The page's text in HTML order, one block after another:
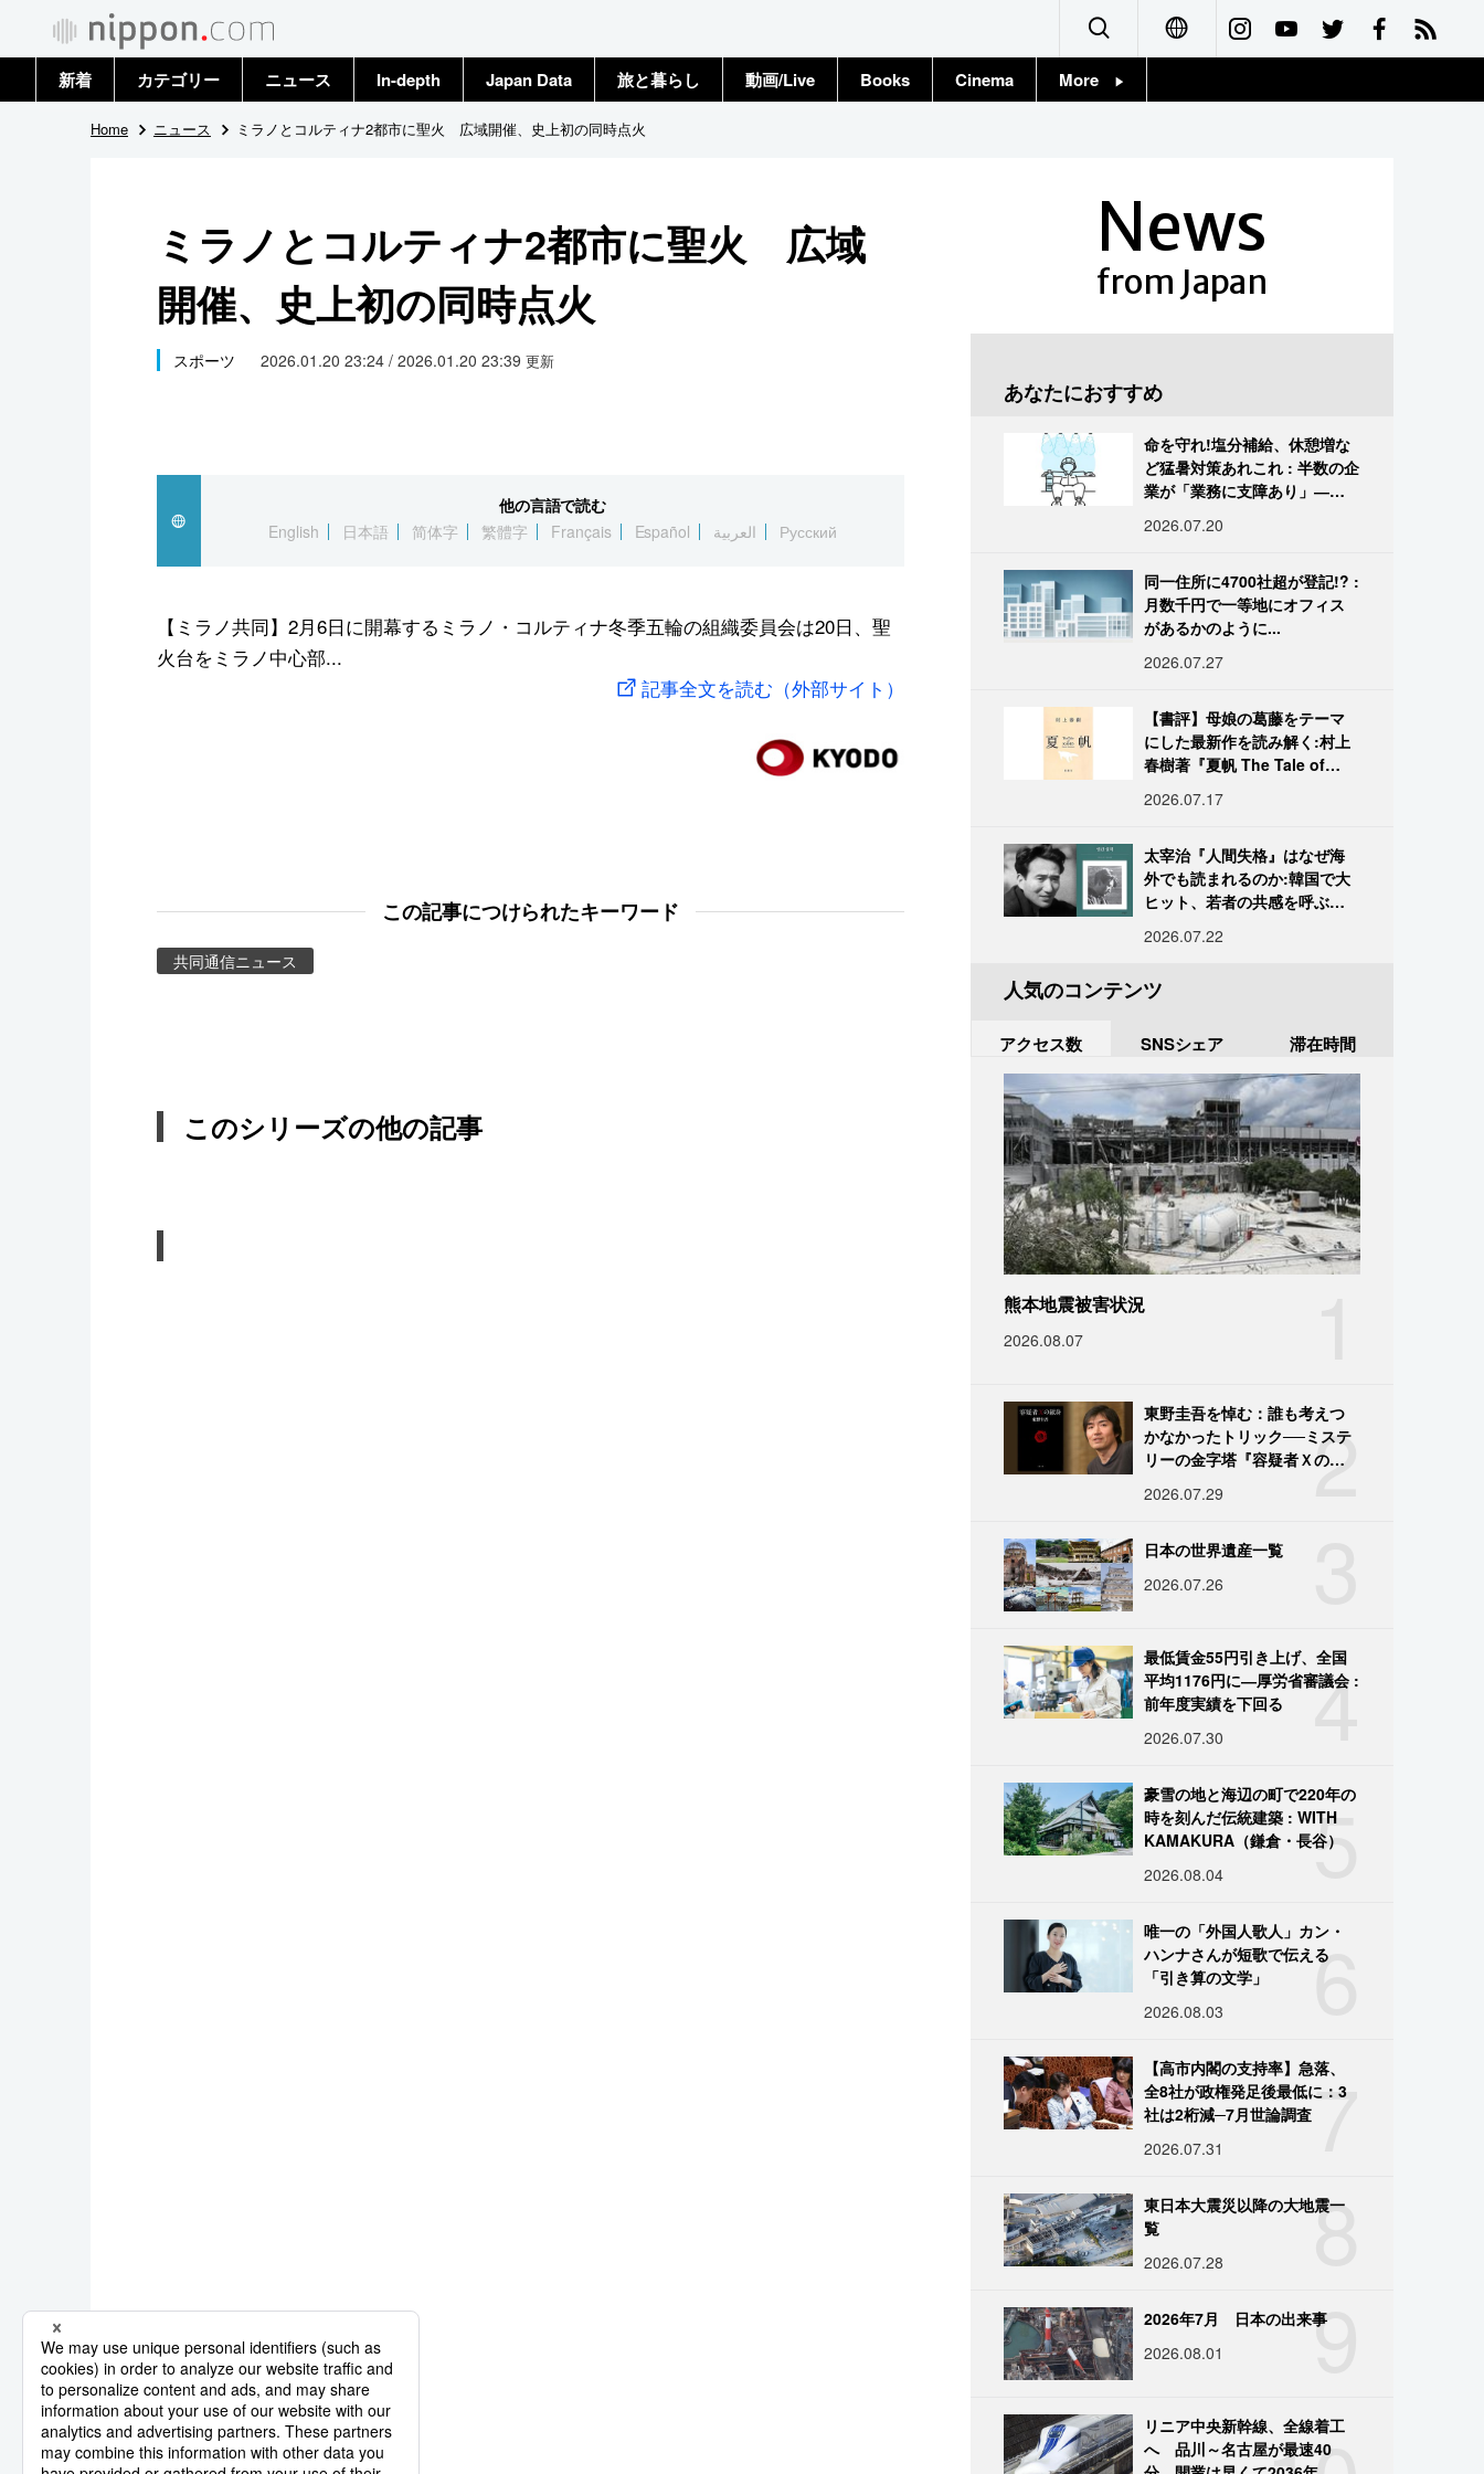
Français
新着 カテゴリー
政治・外交
国際
社会
文化
スポーツ・東京2020
ニュース
トップ
In-depth Japan Data 旅と暮らし 動画/Live Books Cinema More
Home ニュース ミラノとコルティナ2都市に聖火 広域開催、史上初の同時点火
ミラノとコルティナ2都市に聖火 広域
開催、史上初の同時点火
スポーツ 2026.01.20 23:24 / 2026.01.20 23:39 更新
他の言語で読む
English
日本語 简体字 繁體字 Français Español العربية Русский
【ミラノ共同】2月6日に開幕するミラノ・コルティナ冬季五輪の組織委員会は20日、聖
火台をミラノ中心部...
記事全文を読む（外部サイト）
この記事につけられたキーワード
共同通信ニュース
このシリーズの他の記事
News
from Japan
あなたにおすすめ
命を守れ!塩分補給、休憩増な
ど猛暑対策あれこれ : 半数の企
業が「業務に支障あり」―帝
2026.07.20
同一住所に4700社超が登記!? :
月数千円で一等地にオフィス
があるかのように...
2026.07.27
【書評】母娘の葛藤をテーマ
にした最新作を読み解く:村上
春樹著『夏帆 The Tale of
2026.07.17
太宰治『人間失格』はなぜ海
外でも読まれるのか:韓国で大
ヒット、若者の共感を呼ぶ
2026.07.22
人気のコンテンツ
アクセス数 SNSシェア 滞在時間
熊本地震被害状況
2026.08.07
2
東野圭吾を悼む：誰も考えつ
かなかったトリック──ミステ
リーの金字塔『容疑者Ｘの献
2026.07.29
日本の世界遺産一覧
2026.07.26
4
最低賃金55円引き上げ、全国
平均1176円に―厚労省審議会 :
前年度実績を下回る
2026.07.30
5
豪雪の地と海辺の町で220年の
時を刻んだ伝統建築 : WITH
KAMAKURA（鎌倉・長谷）
2026.08.04
6
唯一の「外国人歌人」カン・
ハンナさんが短歌で伝える
「引き算の文学」
2026.08.03
7
【高市内閣の支持率】急落、
全8社が政権発足後最低に：3
社は2桁減─7月世論調査
2026.07.31
8
東日本大震災以降の大地震一
覧
2026.07.28
9
2026年7月 日本の出来事
2026.08.01
リニア中央新幹線、全線着工
へ 品川～名古屋が最速40